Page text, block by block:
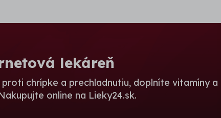
lekáreň
chrípke a prechladnutiu, doplníte vitamíny a
online na Lieky24.sk.